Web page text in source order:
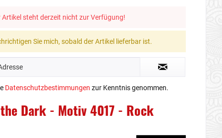
Artikel steht derzeit nicht zur Verfügung!
Sie mich, sobald der Artikel lieferbar ist.
Datenschutzbestimmungen zur Kenntnis genommen.
Dark - Motiv 4017 - Rock